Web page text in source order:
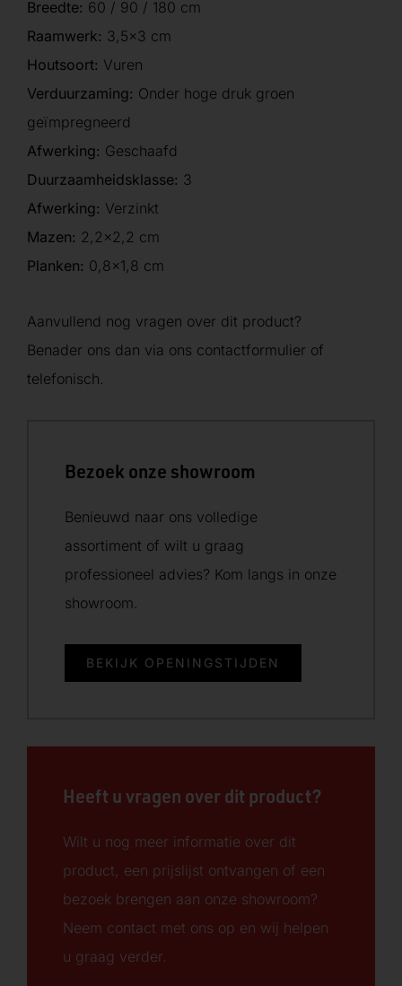
Breedte: 60 / 90 / 180 cm
Raamwerk: 3,5×3 cm
Houtsoort: Vuren
Verduurzaming: Onder hoge druk groen
geïmpregneerd
Afwerking: Geschaafd
Duurzaamheidsklasse: 3
Afwerking: Verzinkt
Mazen: 2,2×2,2 cm
Planken: 0,8×1,8 cm
Aanvullend nog vragen over dit product?
Benader ons dan via ons contactformulier of
telefonisch.
Bezoek onze showroom
Benieuwd naar ons volledige
assortiment of wilt u graag
professioneel advies? Kom langs in onze
showroom.
BEKIJK OPENINGSTIJDEN
Heeft u vragen over dit product?
Wilt u nog meer informatie over dit
product, een prijslijst ontvangen of een
bezoek brengen aan onze showroom?
Neem contact met ons op en wij helpen
u graag verder.